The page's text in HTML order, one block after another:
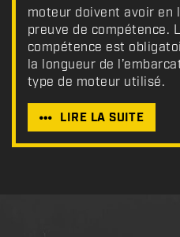
moteur doivent avoir en
preuve de compétence.
compétence est
la longueur de
type de moteur utilisé.
LIRE LA SUITE